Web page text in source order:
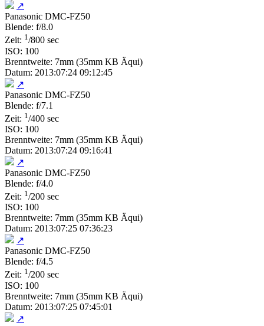
↗
Panasonic DMC-FZ50
Blende: f/8.0
Zeit: 1/800 sec
ISO: 100
Brenntweite: 7mm (35mm KB Äqui)
Datum: 2013:07:24 09:12:45
↗
Panasonic DMC-FZ50
Blende: f/7.1
Zeit: 1 /400 sec
ISO: 100
Brenntweite: 7mm (35mm KB Äqui)
Datum: 2013:07:24 09:16:41
↗
Panasonic DMC-FZ50
Blende: f/4.0
Zeit: 1 /200 sec
ISO: 100
Brenntweite: 7mm (35mm KB Äqui)
Datum: 2013:07:25 07:36:23
↗
Panasonic DMC-FZ50
Blende: f/4.5
Zeit: 1/200 sec
ISO: 100
Brenntweite: 7mm (35mm KB Äqui)
Datum: 2013:07:25 07:45:01
↗